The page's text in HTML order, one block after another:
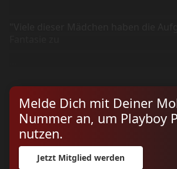
Melde Dich mit Deiner
Nummer an, um Playboy
nutzen.
Jetzt Mitglied werden